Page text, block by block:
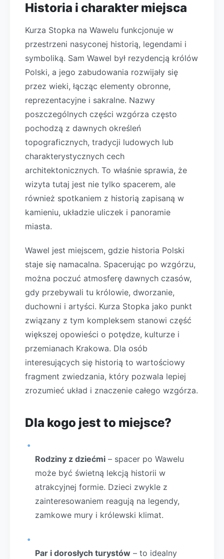
Historia i charakter miejsca
Kurza Stopka na Wawelu funkcjonuje w
przestrzeni nasyconej historią, legendami i
symboliką. Sam Wawel był rezydencją królów
Polski, a jego zabudowania rozwijały się
przez wieki, łącząc elementy obronne,
reprezentacyjne i sakralne. Nazwy
poszczególnych części wzgórza często
pochodzą z dawnych określeń
topograficznych, tradycji ludowych lub
charakterystycznych cech
architektonicznych. To właśnie sprawia, że
wizyta tutaj jest nie tylko spacerem, ale
również spotkaniem z historią zapisaną w
kamieniu, układzie uliczek i panoramie
miasta.
Wawel jest miejscem, gdzie historia Polski
staje się namacalna. Spacerując po wzgórzu,
można poczuć atmosferę dawnych czasów,
gdy przebywali tu królowie, dworzanie,
duchowni i artyści. Kurza Stopka jako punkt
związany z tym kompleksem stanowi część
większej opowieści o potędze, kulturze i
przemianach Krakowa. Dla osób
interesujących się historią to wartościowy
fragment zwiedzania, który pozwala lepiej
zrozumieć układ i znaczenie całego wzgórza.
Dla kogo jest to miejsce?
Rodziny z dziećmi – spacer po Wawelu
może być świetną lekcją historii w
atrakcyjnej formie. Dzieci zwykle z
zainteresowaniem reagują na legendy,
zamkowe mury i królewski klimat.
Par i dorosłych turystów – to idealny